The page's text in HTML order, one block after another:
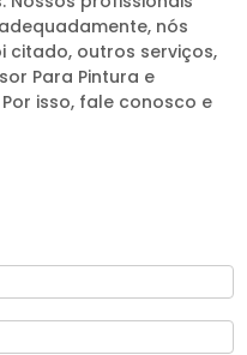
nós
citado, outros serviços,
Para Pintura e
isso, fale conosco e